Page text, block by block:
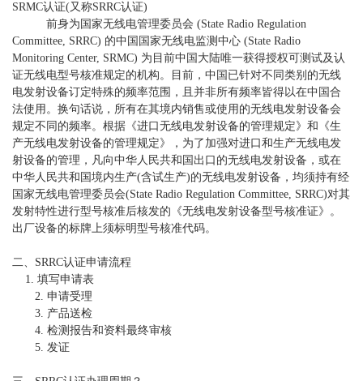
SRMC认证(又称SRRC认证)
前身为国家无线电管理委员会 (State Radio Regulation
Committee, SRRC) 的中国国家无线电监测中心 (State Radio
Monitoring Center, SRMC) 为目前中国大陆唯一获得授权可测试及认
证无线电型号核准规定的机构。目前，中国已针对不同类别的无线
电发射设备订定特殊的频率范围，且并非所有频率皆得以在中国合
法使用。换句话说，所有在其境内销售或使用的无线电发射设备会
规定不同的频率。根据《进口无线电发射设备的管理规定》和《生
产无线电发射设备的管理规定》，为了加强对进口和生产无线电发
射设备的管理，凡向中华人民共和国出口的无线电发射设备，或在
中华人民共和国境内生产(含试生产)的无线电发射设备，均须持有经
国家无线电管理委员会(State Radio Regulation Committee, SRRC)对其
发射特性进行型号核准后核发的《无线电发射设备型号核准证》。
出厂设备的标牌上须标明型号核准代码。
二、 SRRC认证申请流程
1. 填写申请表
2. 申请受理
3. 产品送检
4. 检测报告和资料最终审核
5. 发证